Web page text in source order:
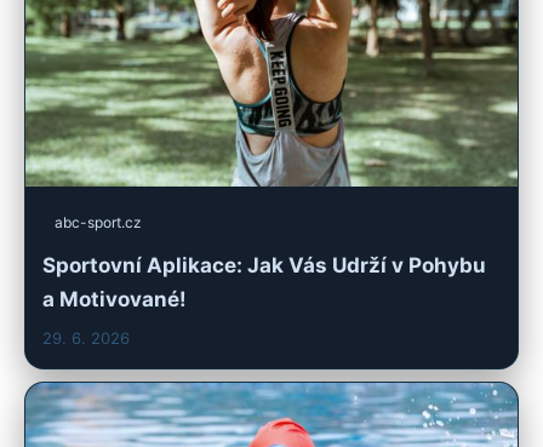
abc-sport.cz
Sportovní Aplikace: Jak Vás Udrží v Pohybu
a Motivované!
29. 6. 2026